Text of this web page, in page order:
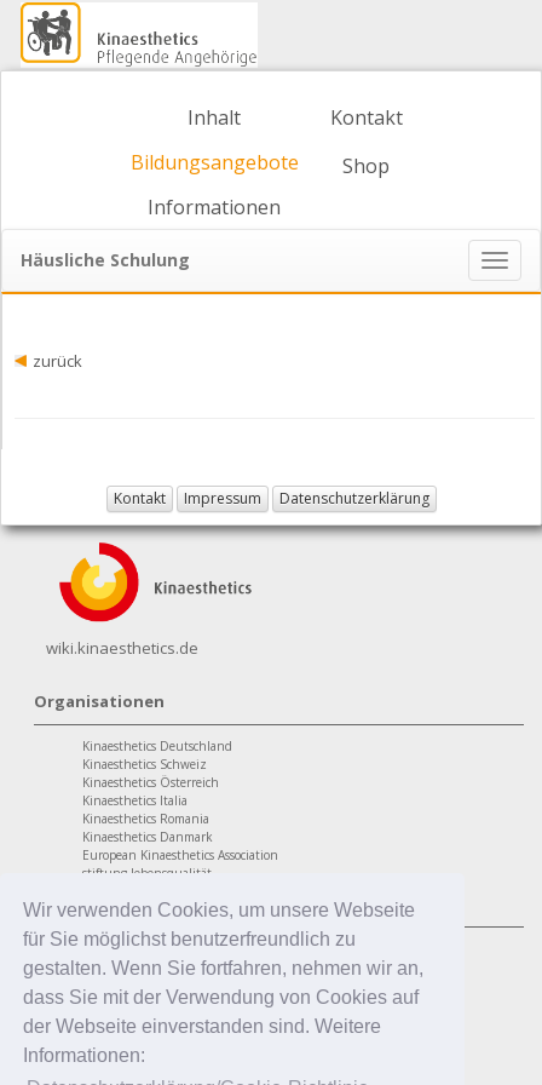
Wir verwenden Cookies, um unsere Webseite
für Sie möglichst benutzerfreundlich zu
gestalten. Wenn Sie fortfahren, nehmen wir an,
dass Sie mit der Verwendung von Cookies auf
der Webseite einverstanden sind. Weitere
Informationen:
Inhalt
Bildungsangebote
Informationen
Kontakt
Shop
Häusliche Schulung
ein-/
zurück
Kontakt Impressum Datenschutzerklärung
wiki.kinaesthetics.de
Organisationen
Kinaesthetics Deutschland
Kinaesthetics Schweiz
Kinaesthetics Österreich
Kinaesthetics Italia
Kinaesthetics Romania
Kinaesthetics Danmark
European Kinaesthetics Association
stiftung lebensqualität
Programme
personaler Bereich
Kinaesthetics Lebensqualität im Alter
Kinaesthetics Kreatives Lernen
professionaler Bereich
Kinaesthetics in der Pflege
Kinaesthetics Pflegende Angehörige